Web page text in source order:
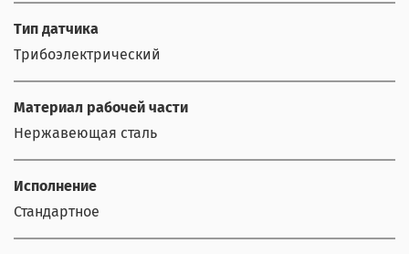
Тип датчика
Трибоэлектрический
Материал рабочей части
Нержавеющая сталь
Исполнение
Стандартное